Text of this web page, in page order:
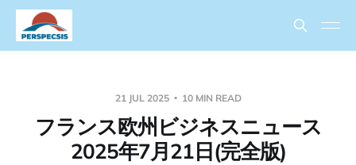
21 JUL 2025 10 MIN READ
フランス欧州ビジネスニュース
2025年7月21日(完全版)